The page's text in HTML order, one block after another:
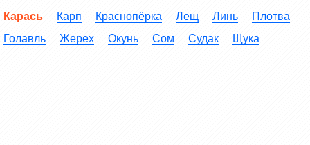
Карась Карп Краснопёрка Лещ Линь
Плотва
Голавль
Жерех Окунь Сом Судак Щука